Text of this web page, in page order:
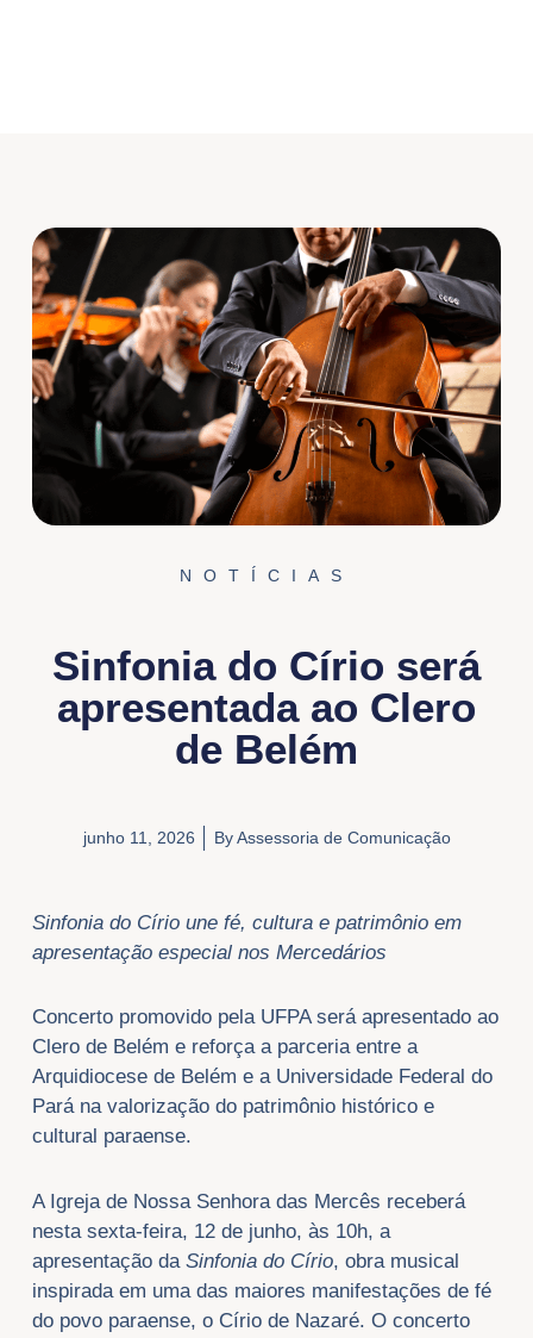
NOTÍCIAS
Sinfonia do Círio será
apresentada ao Clero
de Belém
junho 11, 2026 ByAssessoria de Comunicação
Sinfonia do Círio une fé, cultura e patrimônio em
apresentação especial nos Mercedários
Concerto promovido pela UFPA será apresentado ao
Clero de Belém e reforça a parceria entre a
Arquidiocese de Belém e a Universidade Federal do
Pará na valorização do patrimônio histórico e
cultural paraense.
A Igreja de Nossa Senhora das Mercês receberá
nesta sexta-feira, 12 de junho, às 10h, a
apresentação da Sinfonia do Círio, obra musical
inspirada em uma das maiores manifestações de fé
do povo paraense, o Círio de Nazaré. O concerto